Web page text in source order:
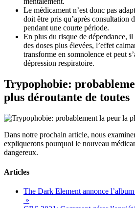
Le médicament n’est donc pas
doit être pris qu’après consultation
pendant une courte période.
En plus du risque de dépendance,
des doses plus élevées, l’effet
transforme en somnolence et peut
dépression respiratoire.
Trypophobie:
plus déroutante de toutes
Dans notre prochain article, nous
expliquerons pourquoi le nouveau
dangereux.
Articles
The Dark Element annonce
»